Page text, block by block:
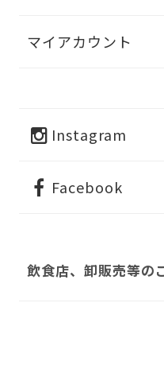
マイアカウント
Instagram
Facebook
飲食店、卸販売等の